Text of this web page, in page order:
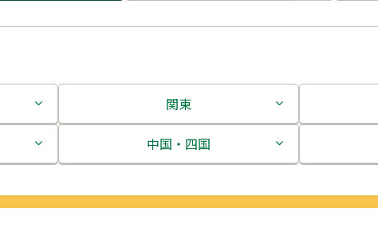
関東
茨城県
中国・四国